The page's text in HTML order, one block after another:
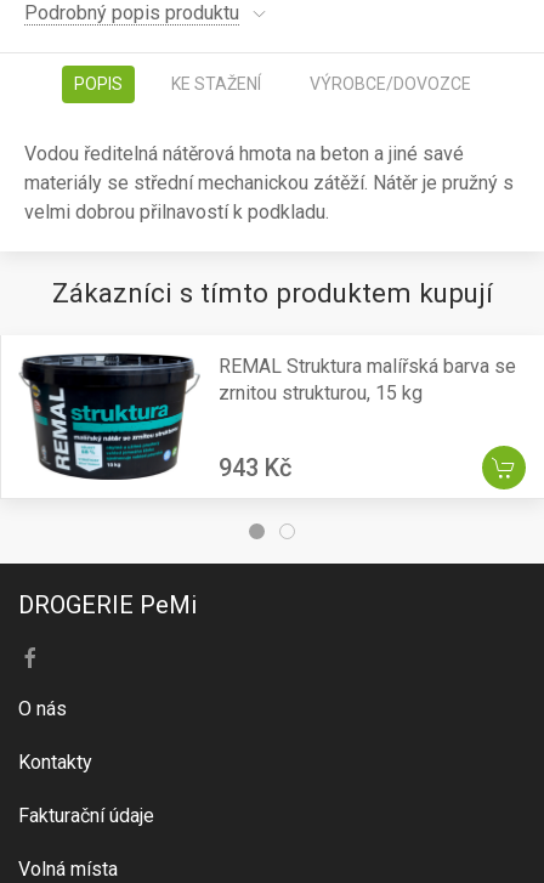
Podrobný popis produktu
POPIS KE STAŽENÍ VÝROBCE/DOVOZCE
Vodou ředitelná nátěrová hmota na beton a jiné savé
materiály se střední mechanickou zátěží. Nátěr je pružný s
velmi dobrou přilnavostí k podkladu.
Zákazníci s tímto produktem kupují
REMAL Struktura malířská barva se
zrnitou strukturou, 15 kg
943 Kč
DROGERIE PeMi
O nás
Kontakty
Fakturační údaje
Volná místa